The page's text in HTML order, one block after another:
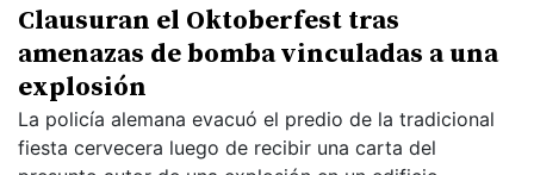
Clausuran el Oktoberfest tras
amenazas de bomba vinculadas a una
explosión
La policía alemana evacuó el predio de la tradicional
fiesta cervecera luego de recibir una carta del